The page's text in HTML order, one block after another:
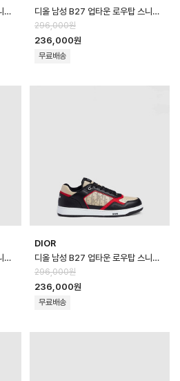
디올 남성 B27 업타운 로우탑 스니커즈 - Dior Mens B27 Uptown Low …
디올 남성 B27 업타운 로우탑 스니커즈 - Dior Mens B27 Uptown Low …
296,000원
236,000원
무료배송
디올 남성 B27 업타운 로우탑 스니커즈 - Dior Mens B27 Uptown Low …
DIOR
디올 남성 B27 업타운 로우탑 스니커즈 - Dior Mens B27 Uptown Low …
296,000원
236,000원
무료배송